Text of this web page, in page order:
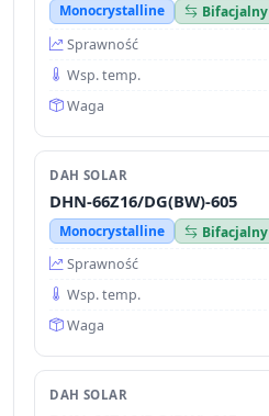
Monocrystalline
Bifacjalny
Sprawność
Wsp. temp.
Waga
DAH SOLAR
DHN-66Z16/DG(BW)-605
Monocrystalline
Bifacjalny
Sprawność
Wsp. temp.
Waga
DAH SOLAR